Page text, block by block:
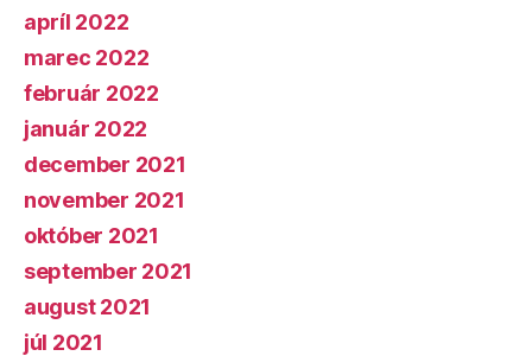
apríl 2022
marec 2022
február 2022
január 2022
december 2021
november 2021
október 2021
september 2021
august 2021
júl 2021